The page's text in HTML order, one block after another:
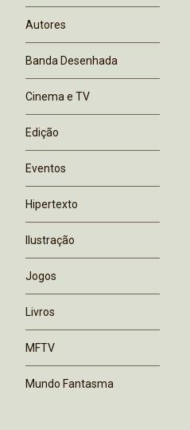
Autores
Banda Desenhada
Cinema e TV
Edição
Eventos
Hipertexto
Ilustração
Jogos
Livros
MFTV
Mundo Fantasma